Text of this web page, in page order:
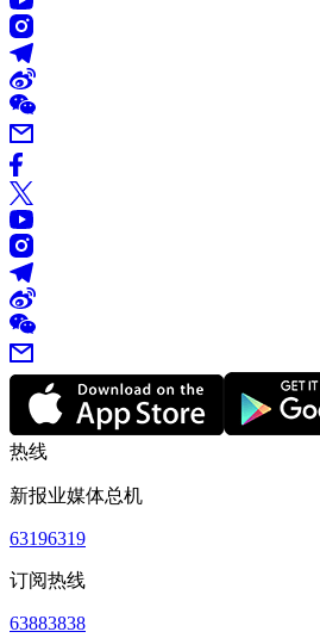
热线
新报业媒体总机
63196319
订阅热线
63883838